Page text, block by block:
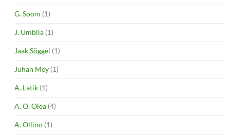
G. Soom (1)
J. Umblia (1)
Jaak Sõggel (1)
Juhan Mey (1)
A. Latik (1)
A. O. Olea (4)
A. Ollino (1)